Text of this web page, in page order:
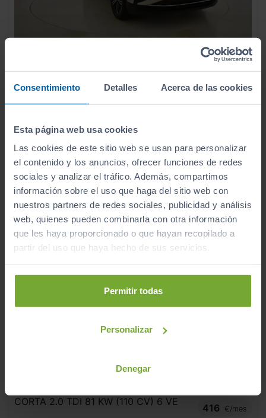
Consentimiento Detalles Acerca de las cookies
Esta página web usa cookies
Las cookies de este sitio web se usan para personalizar
el contenido y los anuncios, ofrecer funciones de redes
sociales y analizar el tráfico. Además, compartimos
información sobre el uso que haga del sitio web con
nuestros partners de redes sociales, publicidad y análisis
web, quienes pueden combinarla con otra información
que les haya proporcionado o que hayan recopilado a
partir del uso que haya hecho de sus servicios.
Permitir todas
Personalizar
Denegar
VOLKSWAGEN TIGUAN
LIFE 1.5 TSI 110KW (150CV)
8.196 km
2024
Manual
Gasolina
33.990 €
404
€/mes
CORTA 2.0 TDI 81 KW (110 CV) 6 VE
416
€/mes